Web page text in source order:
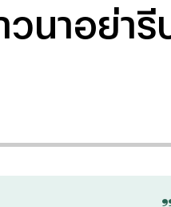
นาอย่ารี